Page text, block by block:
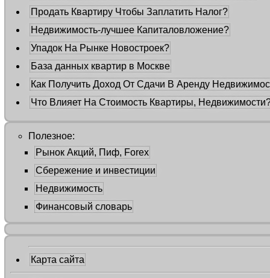
Продать Квартиру Чтобы Заплатить Налог?
Недвижимость-лучшее Капиталовложение?
Упадок На Рынке Новостроек?
База данных квартир в Москве
Как Получить Доход От Сдачи В Аренду
Что Влияет На Стоимость Квартиры,
Полезное:
Рынок Акций, Пиф, Forex
Сбережение и инвестиции
Недвижимость
Финансовый словарь
Карта сайта